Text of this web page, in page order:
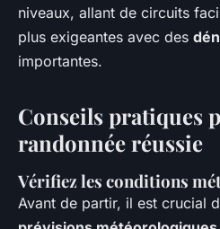
niveaux, allant de circuits
plus exigeantes avec des
importantes.
Conseils pratiques
randonnée réussie
Vérifiez les conditions
Avant de partir, il est crucial